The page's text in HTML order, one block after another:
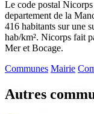
Le code postal Nicorps
departement de la
416 habitants sur une
hab/km². Nicorps fait
Mer et Bocage.
Communes Mairie
Autres